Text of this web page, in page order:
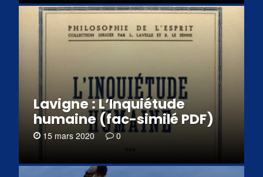
Lavigne : L’Inquiétude
humaine (fac-similé PDF)
15 mars 2020 0